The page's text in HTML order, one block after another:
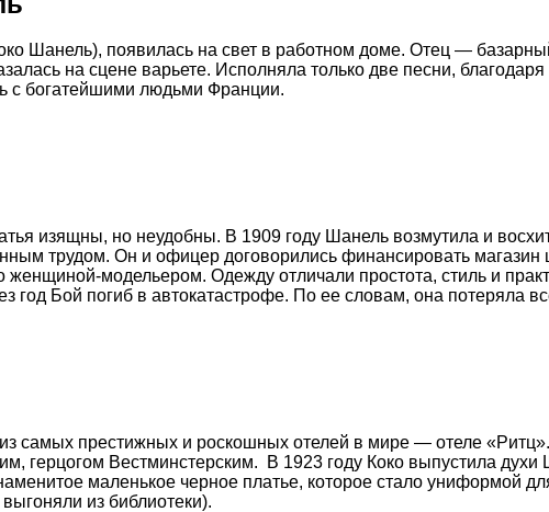
Шанель), появилась на свет в работном доме. Отец —
на сцене варьете. Исполняла только две песни,
с богатейшими людьми Франции.
изящны, но неудобны. В 1909 году Шанель возмутила и
трудом. Он и офицер договорились финансировать магазин
женщиной-модельером. Одежду отличали простота, стиль и
Бой погиб в автокатастрофе. По ее словам, она потеряла
самых престижных и роскошных отелей в мире — отеле «Ритц».
герцогом Вестминстерским. В 1923 году Коко выпустила
маленькое черное платье, которое стало
из библиотеки).